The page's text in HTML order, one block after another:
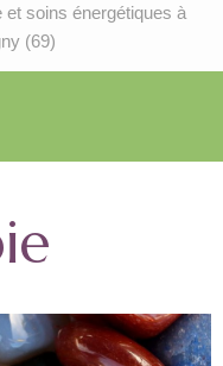
et soins énergétiques à
(69)